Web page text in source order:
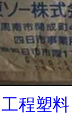
工程塑料